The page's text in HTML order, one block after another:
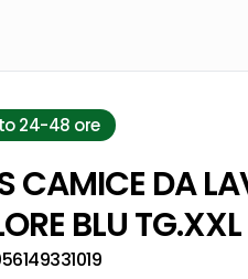
24-48 ore
CAMICE DA
BLU TG.XXL